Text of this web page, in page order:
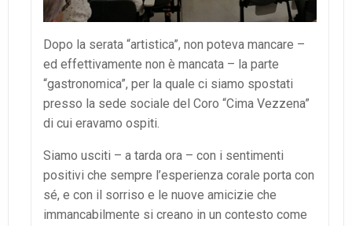
Dopo la serata “artistica”, non poteva mancare –
ed effettivamente non è mancata – la parte
“gastronomica”, per la quale ci siamo spostati
presso la sede sociale del Coro “Cima Vezzena”
di cui eravamo ospiti.
Siamo usciti – a tarda ora – con i sentimenti
positivi che sempre l’esperienza corale porta con
sé, e con il sorriso e le nuove amicizie che
immancabilmente si creano in un contesto come